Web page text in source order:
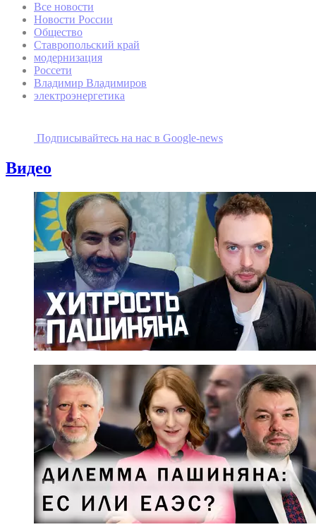
Все новости
Новости России
Общество
Ставропольский край
модернизация
Россети
Владимир Владимиров
электроэнергетика
Подписывайтесь на наc в Google-news
Видео